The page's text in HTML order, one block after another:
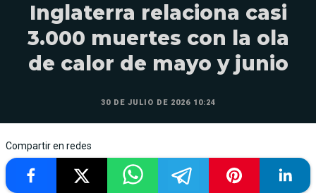
Inglaterra relaciona casi
3.000 muertes con la ola
de calor de mayo y junio
30 DE JULIO DE 2026 10:24
Compartir en redes